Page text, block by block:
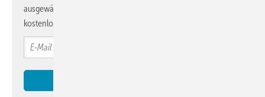
ausgewählte Informationen und Neuigkeiten, gebündelt und
kostenlos direkt ins Postfach.